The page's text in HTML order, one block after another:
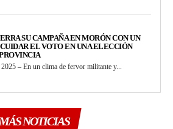
SU CAMPAÑA EN MORÓN CON UN
EL VOTO EN UNA ELECCIÓN
– En un clima de fervor militante y...
MÁS NOTICIAS